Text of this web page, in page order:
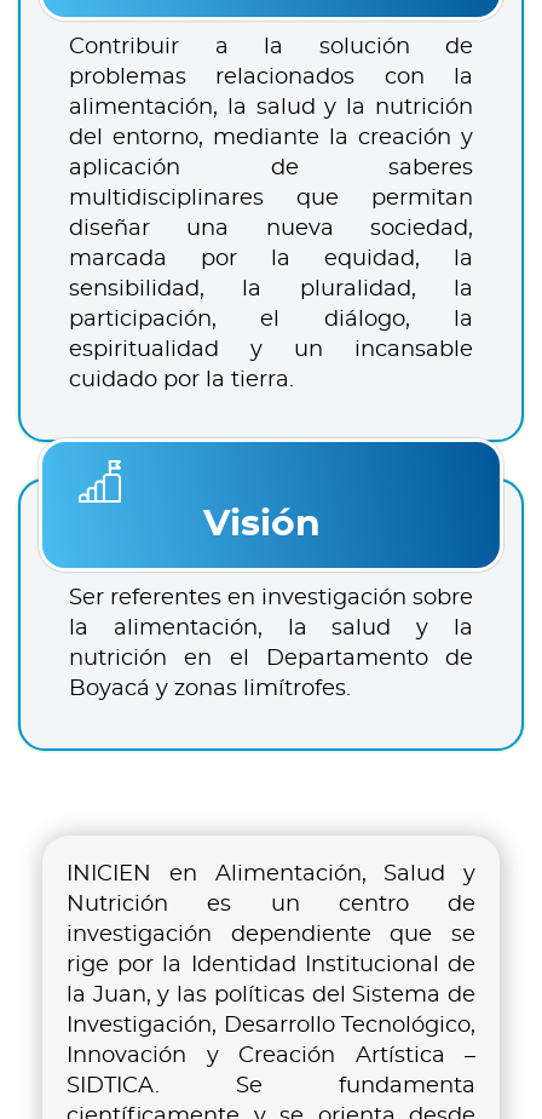
Contribuir a la solución de
problemas relacionados con la
alimentación, la salud y la nutrición
del entorno, mediante la creación y
aplicación de saberes
multidisciplinares que permitan
diseñar una nueva sociedad,
marcada por la equidad, la
sensibilidad, la pluralidad, la
participación, el diálogo, la
espiritualidad y un incansable
cuidado por la tierra.
Visión
Ser referentes en investigación sobre
la alimentación, la salud y la
nutrición en el Departamento de
Boyacá y zonas limítrofes.
INICIEN en Alimentación, Salud y
Nutrición es un centro de
investigación dependiente que se
rige por la Identidad Institucional de
la Juan, y las políticas del Sistema de
Investigación, Desarrollo Tecnológico,
Innovación y Creación Artística –
SIDTICA. Se fundamenta